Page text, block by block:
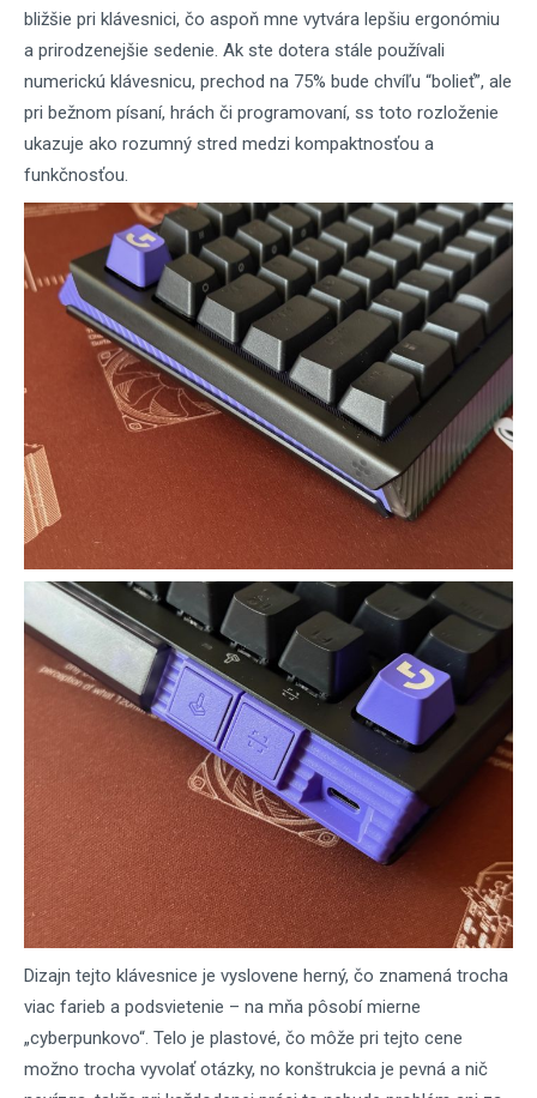
bližšie pri klávesnici, čo aspoň mne vytvára lepšiu ergonómiu
a prirodzenejšie sedenie. Ak ste dotera stále používali
numerickú klávesnicu, prechod na 75% bude chvíľu “bolieť”, ale
pri bežnom písaní, hrách či programovaní, ss toto rozloženie
ukazuje ako rozumný stred medzi kompaktnosťou a
funkčnosťou.
Dizajn tejto klávesnice je vyslovene herný, čo znamená trocha
viac farieb a podsvietenie – na mňa pôsobí mierne
„cyberpunkovo“. Telo je plastové, čo môže pri tejto cene
možno trocha vyvolať otázky, no konštrukcia je pevná a nič